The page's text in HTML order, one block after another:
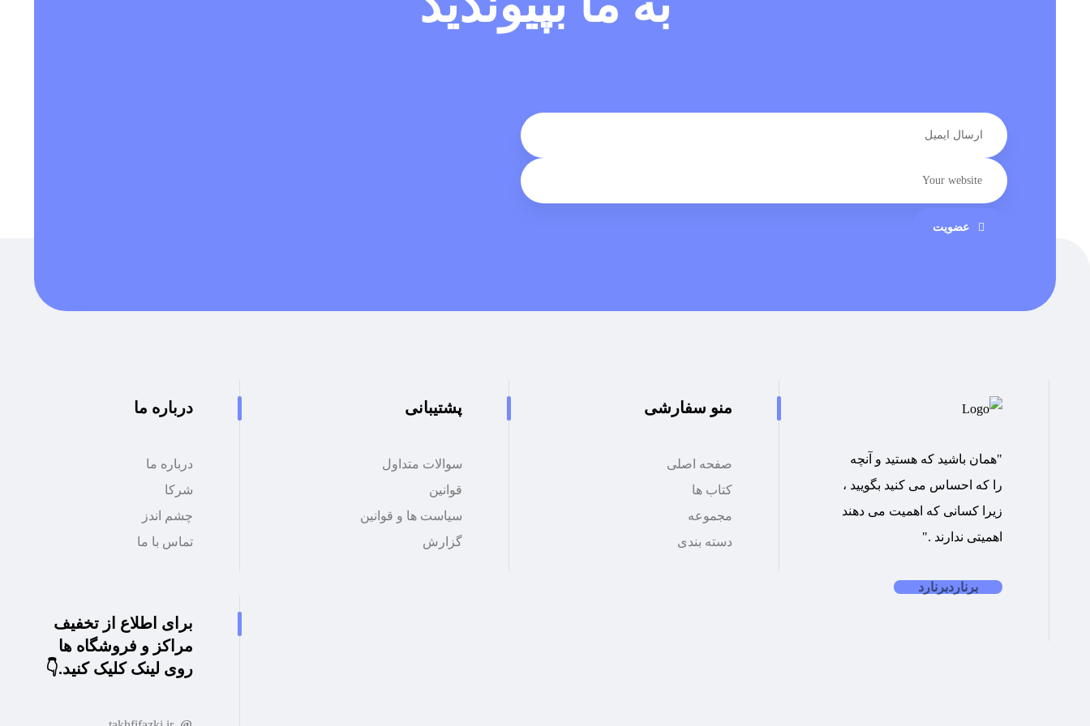
عضویت
"همان باشید که هستید و آنچه
را که احساس می کنید بگویید ،
زیرا کسانی که اهمیت می دهند
اهمیتی ندارند ."
برناردبرنارد
منو سفارشی
صفحه اصلی
کتاب ها
مجموعه
دسته بندی
پشتیبانی
سوالات متداول
قوانین
سیاست ها و قوانین
گزارش
درباره ما
درباره ما
شرکا
چشم اندز
تماس با ما
برای اطلاع از تخفیف
مراکز و فروشگاه ها
روی لینک کلیک کنید.👇